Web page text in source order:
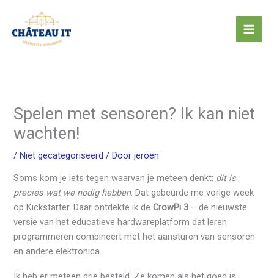
Spelen met sensoren? Ik kan niet
wachten!
/Niet gecategoriseerd / Doorjeroen
Soms kom je iets tegen waarvan je meteen denkt: dit is
precies wat we nodig hebben. Dat gebeurde me vorige week
op Kickstarter. Daar ontdekte ik deCrowPi 3 – de nieuwste
versie van het educatieve hardwareplatform dat leren
programmeren combineert met het aansturen van sensoren
en andere elektronica.